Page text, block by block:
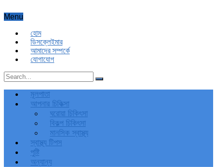
Menu
হোম
ডিসক্লেইমার
আমাদের সম্পর্কে
যোগাযোগ
মূলপাতা
আপনার চিকিত্‍সা
ঘরোয়া চিকিৎসা
বিকল্প চিকিৎসা
মানসিক স্বাস্থ্য
স্বাস্থ্য টিপস
পুষ্টি
অন্যান্য